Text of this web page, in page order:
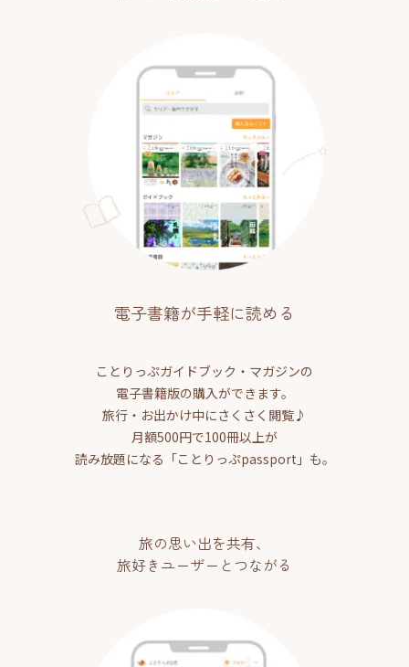
電子書籍が手軽に読める
ことりっぷガイドブック・マガジンの
電子書籍版の購入ができます。
旅行・お出かけ中にさくさく閲覧♪
月額500円で100冊以上が
読み放題になる「ことりっぷpassport」も。
旅の思い出を共有、
旅好きユーザーとつながる